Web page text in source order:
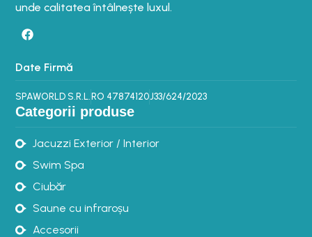
unde calitatea întâlnește luxul.
Date Firmă
SPAWORLD S.R.L.RO 47874120J33/624/2023
Categorii produse
Jacuzzi Exterior / Interior
Swim Spa
Ciubăr
Saune cu infraroșu
Accesorii